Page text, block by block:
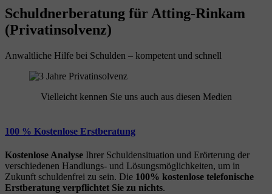
Schuldnerberatung für Atting-Rinkam
(Privatinsolvenz)
Anwaltliche Hilfe bei Schulden – kompetent und schnell
Vielleicht kennen Sie uns auch aus diesen Medien
100 % Kostenlose Erstberatung
Kostenlose Analyse Ihrer Schuldensituation und Erörterung der
verschiedenen Handlungs- und Lösungsmöglichkeiten, um in
Zukunft schuldenfrei zu sein. Die 100% kostenlose telefonische
Erstberatung verpflichtet Sie zu nichts.